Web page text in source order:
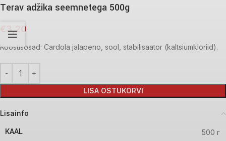
Terav adžika seemnetega 500g
3,20
Koostisosad: Cardola jalapeno, sool, stabilisaator (kaltsiumkloriid).
LISA OSTUKORVI
Lisainfo
KAAL 500 г